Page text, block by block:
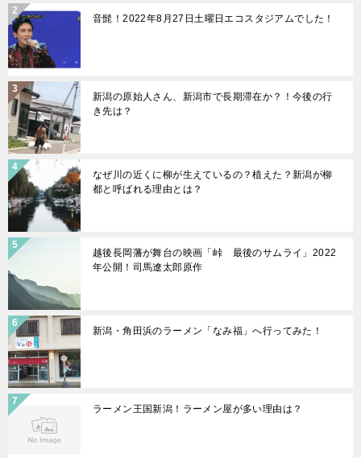
音髭！2022年8月27日土曜日エコスタジアムでした！
新潟の原始人さん、新潟市で長期滞在か？！今後の行
き先は？
なぜ川の近くに柳が生えているの？植えた？新潟が柳
都と呼ばれる理由とは？
越後長岡藩が舞台の映画「峠 最後のサムライ」2022
年公開！司馬遼太郎原作
新潟・角田浜のラーメン「なみ福」へ行ってみた！
ラーメン王国新潟！ラーメン屋が多い理由は？